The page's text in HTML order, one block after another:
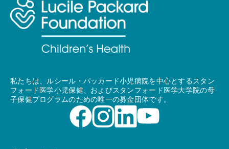
私たちは、ルシール・パッカード小児病院を中心とするスタン
フォード医学小児保健、およびスタンフォード医学大学院の母
子保健プログラムのための唯一の募金団体です。